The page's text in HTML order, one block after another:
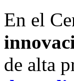
En el
de alta